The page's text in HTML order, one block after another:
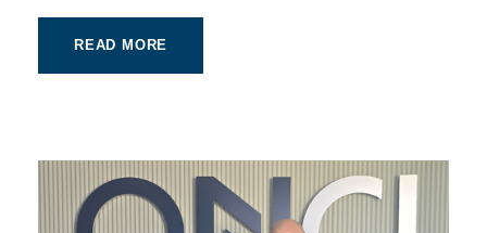
READ MORE